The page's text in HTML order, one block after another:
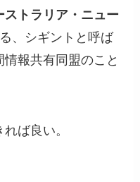
ストラリア・ニュー
、シギントと呼ば
報共有同盟のこと
ば良い。